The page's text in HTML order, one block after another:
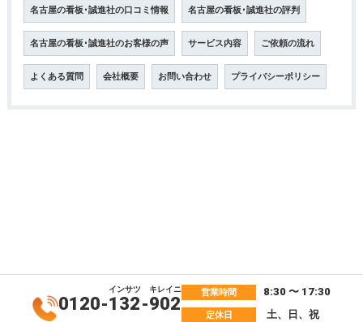
名古屋の看板･誠進社の口コミ情報 名古屋の看板･誠進社の評判
名古屋の看板･誠進社のお客様の声 サービス内容 ご依頼の流れ
よくある質問 会社概要 お問い合わせ プライバシーポリシー
0120-132
インサツ
-902
キレイニ 営業時間 8:30 〜 17:30
定休日 土、日、祝